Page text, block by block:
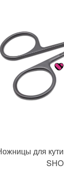
для